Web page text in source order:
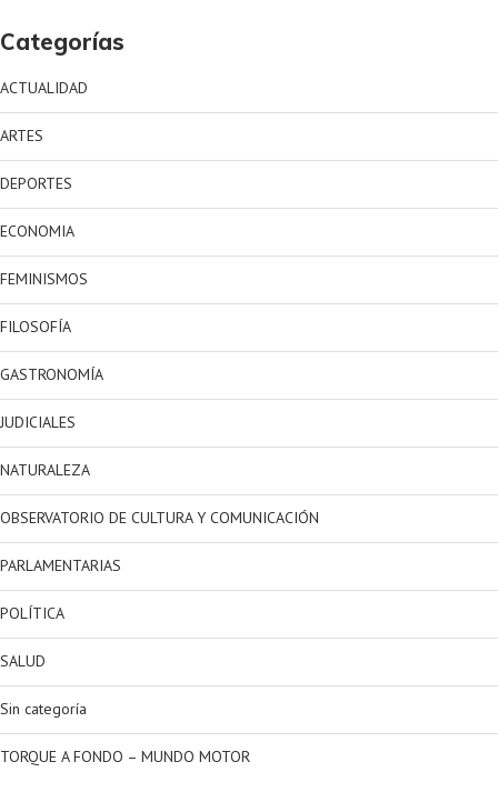
Categorías
ACTUALIDAD
ARTES
DEPORTES
ECONOMIA
FEMINISMOS
FILOSOFÍA
GASTRONOMÍA
JUDICIALES
NATURALEZA
OBSERVATORIO DE CULTURA Y COMUNICACIÓN
PARLAMENTARIAS
POLÍTICA
SALUD
Sin categoría
TORQUE A FONDO – MUNDO MOTOR